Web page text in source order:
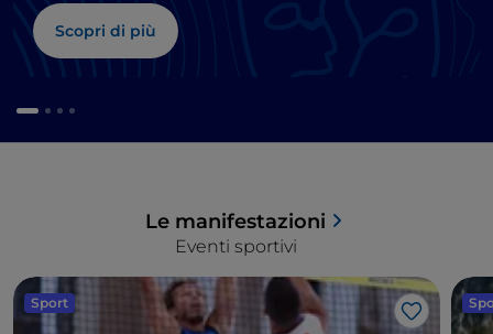
Scopri di più
Eventi sportivi
Le manifestazioni
Sport
Like